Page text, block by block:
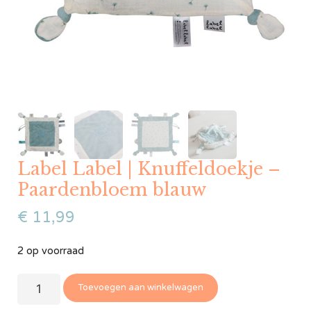
Label Label | Knuffeldoekje –
Paardenbloem blauw
€ 11,99
2 op voorraad
Toevoegen aan winkelwagen